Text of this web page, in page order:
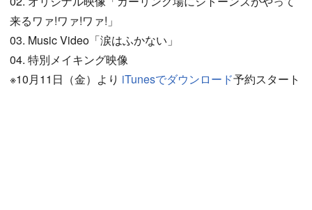
来るワァ!ワァ!ワァ!」
03. Music Video「涙はふかない」
04. 特別メイキング映像
※10月11日（金）より iTunesでダウンロード予約スタート